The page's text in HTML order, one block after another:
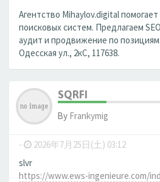
Агентство Mihaylov.digital
поисковых систем. Предлагаем
аудит и продвижение по
Одесская ул., 2кС, 117638.
SQRFI
By Frankymig
- 2026年7月25日(土) 03:12
slvr
https://www.ews-ingenieure.com/